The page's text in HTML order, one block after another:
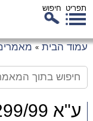
תפריט חיפוש
עמוד הבית »
ע"א 2299/99 שפייר נ' דיור לעולה